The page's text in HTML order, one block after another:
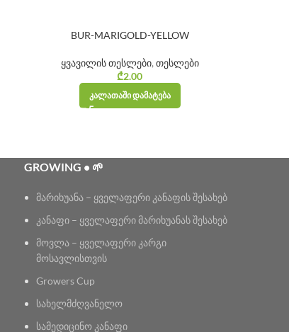
BUR-MARIGOLD-YELLOW
ყვავილის თესლები,თესლები
₾2.00
ᲙᲐᲚᲐᲗᲐᲨᲘ ᲓᲐᲛᲐᲢᲔᲑᲐ
GROWING • 🌱
მარიხუანა – ყველაფერი კანაფის შესახებ
კანაფი – ყველაფერი მარიხუანას შესახებ
მოვლა – ყველაფერი კარგი
მოსავლისთვის
Growers Cup
სახელმძღვანელო
სამედიცინო კანაფი